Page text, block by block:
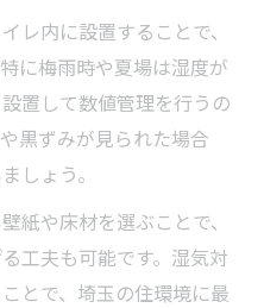
レ内に設置することで、
に梅雨時や夏場は湿度が
置して数値管理を行うの
黒ずみが見られた場合
しょう。
紙や床材を選ぶことで、
工夫も可能です。湿気対
とで、埼玉の住環境に最